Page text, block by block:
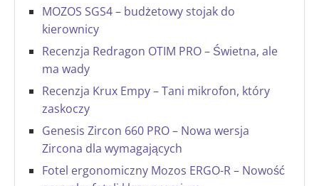
MOZOS SGS4 – budżetowy stojak do
kierownicy
Recenzja Redragon OTIM PRO – Świetna, ale
ma wady
Recenzja Krux Empy – Tani mikrofon, który
zaskoczy
Genesis Zircon 660 PRO – Nowa wersja
Zircona dla wymagających
Fotel ergonomiczny Mozos ERGO-R – Nowość